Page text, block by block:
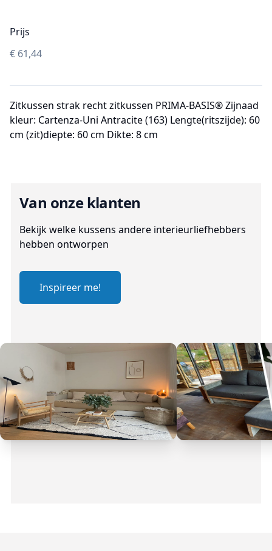
Prijs
€ 61,44
Zitkussen strak recht zitkussen PRIMA-BASIS® Zijnaad
kleur: Cartenza-Uni Antracite (163) Lengte(ritszijde): 60
cm (zit)diepte: 60 cm Dikte: 8 cm
Van onze klanten
Bekijk welke kussens andere interieurliefhebbers
hebben ontworpen
Inspireer me!